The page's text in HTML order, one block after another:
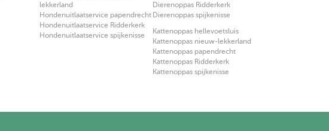
lekkerland
Hondenuitlaatservice papendrecht
Hondenuitlaatservice Ridderkerk
Hondenuitlaatservice spijkenisse
Dierenoppas Ridderkerk
Dierenoppas spijkenisse
Kattenoppas hellevoetsluis
Kattenoppas nieuw-lekkerland
Kattenoppas papendrecht
Kattenoppas Ridderkerk
Kattenoppas spijkenisse